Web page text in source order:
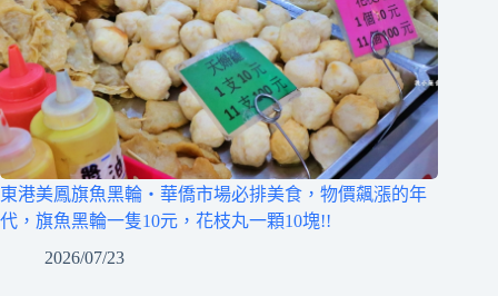
東港美鳳旗魚黑輪‧華僑市場必排美食，物價飆漲的年
代，旗魚黑輪一隻10元，花枝丸一顆10塊!!
2026/07/23